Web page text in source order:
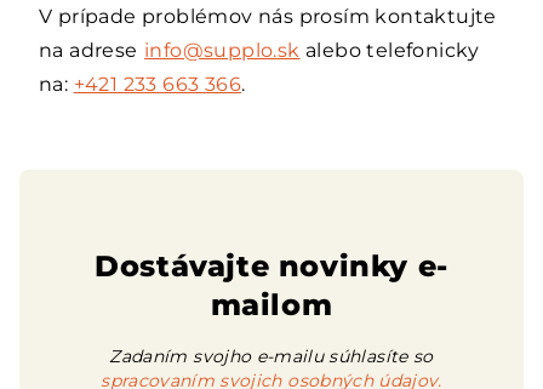
V prípade problémov nás prosím kontaktujte
na adrese info@supplo.sk alebo telefonicky
na: +421 233 663 366.
Dostávajte novinky e-
mailom
Zadaním svojho e-mailu súhlasíte so
spracovaním svojich osobných údajov.